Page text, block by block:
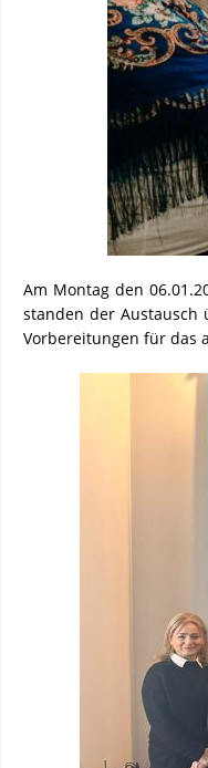
Am Montag den
standen der Austausch
Vorbereitungen für das